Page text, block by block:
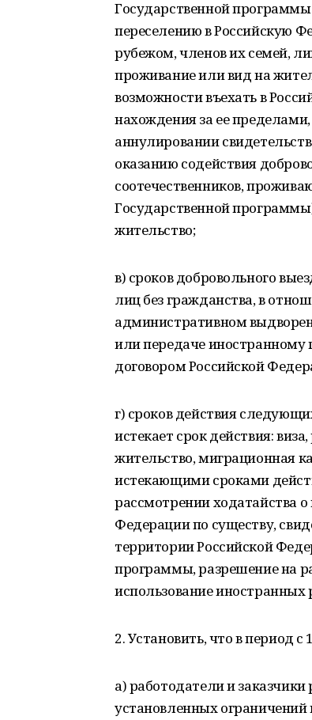
Государственной
переселению в Российскую
рубежом, членов их семей,
проживание или вид на
возможности въехать в
нахождения за ее
аннулировании
оказанию содействия
соотечественников,
Государственной
жительство;
в) сроков добровольного
лиц без гражданства, в
административном
или передаче иностранному
договором Российской
г) сроков действия
истекает срок действия:
жительство, миграционная
истекающими сроками
рассмотрении ходатайства
Федерации по существу,
территории Российской
программы, разрешение на
использование иностранных
2. Установить, что в период
а) работодатели и
установленных